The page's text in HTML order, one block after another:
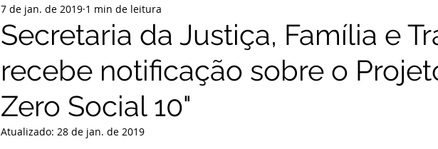
Secretaria da Justiça, Família e
recebe notificação sobre o
Zero Social 10"
7 de jan. de 2019 1 min de leitura
Atualizado: 28 de jan. de 2019